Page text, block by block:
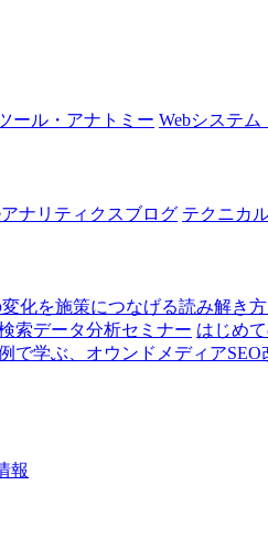
ール・アナトミー Webシステム
ナリティクスブログ テクニカ
化を施策につなげる読み解き方
索データ分析セミナー はじめ
で学ぶ、オウンドメディアSEO
報